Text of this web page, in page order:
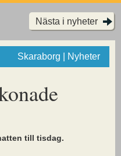
Nästa i nyheter
Skaraborg | Nyheter
till tisdag.